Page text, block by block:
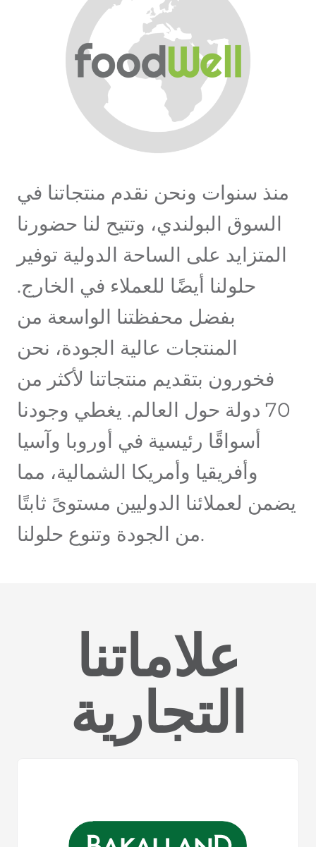
منذ سنوات ونحن نقدم منتجاتنا في
السوق البولندي، وتتيح لنا حضورنا
المتزايد على الساحة الدولية توفير
حلولنا أيضًا للعملاء في الخارج.
بفضل محفظتنا الواسعة من
المنتجات عالية الجودة، نحن
فخورون بتقديم منتجاتنا لأكثر من
70 دولة حول العالم. يغطي وجودنا
أسواقًا رئيسية في أوروبا وآسيا
وأفريقيا وأمريكا الشمالية، مما
يضمن لعملائنا الدوليين مستوىً ثابتًا
من الجودة وتنوع حلولنا.
علاماتنا
التجارية